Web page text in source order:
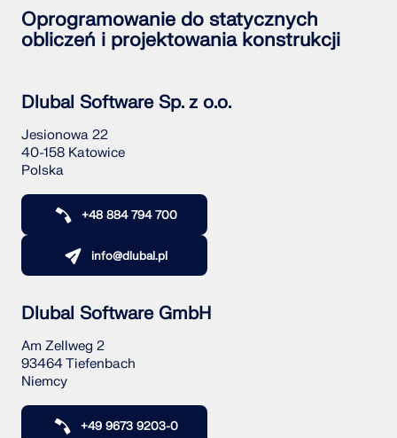
Oprogramowanie do statycznych
obliczeń i projektowania konstrukcji
Dlubal Software Sp. z o.o.
Jesionowa 22
40-158 Katowice
Polska
+48 884 794 700
info@dlubal.pl
Dlubal Software GmbH
Am Zellweg 2
93464 Tiefenbach
Niemcy
+49 9673 9203-0